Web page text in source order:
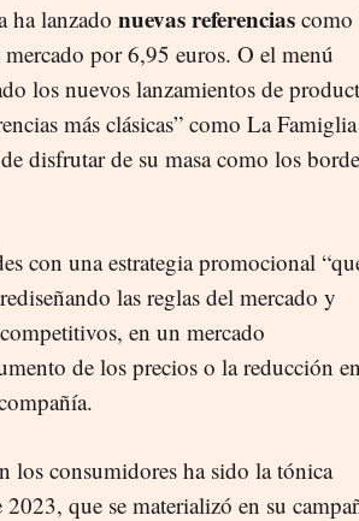
ha lanzado nuevas referencias como
por 6,95 euros. O el menú
los nuevos lanzamientos de
más clásicas” como La Famiglia
disfrutar de su masa como los
con una estrategia promocional
las reglas del mercado y
en un mercado
de los precios o la reducción
los consumidores ha sido la tónica
que se materializó en su